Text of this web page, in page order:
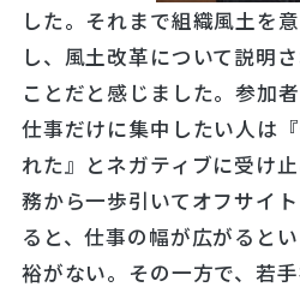
した。それまで組織風土を
し、風土改革について説明
ことだと感じました。参加
仕事だけに集中したい人は
れた』とネガティブに受け
務から一歩引いてオフサイ
ると、仕事の幅が広がると
裕がない。その一方で、若